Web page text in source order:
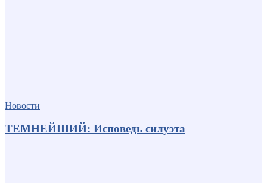
Новости
ТЕМНЕЙШИЙ: Исповедь силуэта